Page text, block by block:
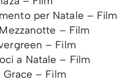
per Natale – Film
– Film
– Film
a Natale – Film
Grace – Film